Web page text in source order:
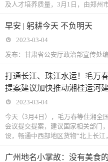
及人才培养质量，3月1日，由郑州
早安 | 躬耕今天 不负明天
2023-03-04
发布：甘肃省公安厅政治部宣传处
打通长江、珠江水运！毛万
提案建议加快推动湘桂运河
2023-03-04
今天（3月4日），毛万春等住湘全
会议提交提案，建议国家相关部门
设，畅通中西部地区货物“北上长江
广州地名小掌故：没有美食